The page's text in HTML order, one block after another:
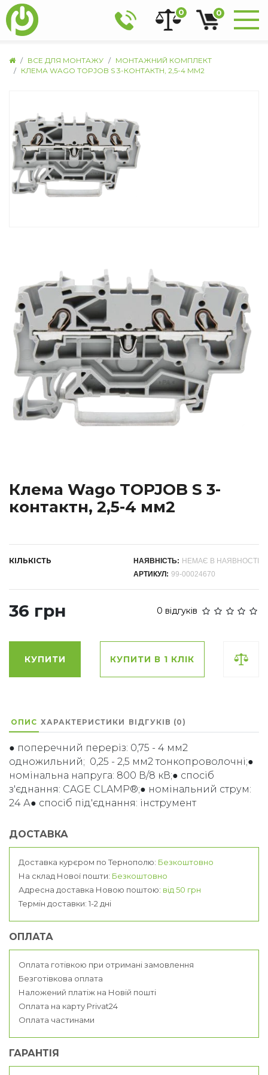
0 0
ВСЕ ДЛЯ МОНТАЖУ
МОНТАЖНИЙ КОМПЛЕКТ
КЛЕМА WAGO TOPJOB S 3-КОНТАКТН, 2,5-4 ММ2
Клема Wago TOPJOB S 3-
контактн, 2,5-4 мм2
КІЛЬКІСТЬ НАЯВНІСТЬ: НЕМАЄ В НАЯВНОСТІ
АРТИКУЛ: 99-00024670
36 грн 0 відгуків
КУПИТИ КУПИТИ В 1 КЛІК
ОПИС ХАРАКТЕРИСТИКИ ВІДГУКІВ (0)
● поперечний переріз: 0,75 - 4 мм2
одножильний; 0,25 - 2,5 мм2 тонкопроволочні;●
номінальна напруга: 800 В/8 кВ;● спосіб
з'єднання: CAGE CLAMP®;● номінальний струм:
24 А● спосіб під'єднання: інструмент
ДОСТАВКА
Доставка курєром по Тернополю: Безкоштовно
На склад Нової пошти: Безкоштовно
Адресна доставка Новою поштою: від 50 грн
Термін доставки: 1-2 дні
ОПЛАТА
Оплата готівкою при отримані замовлення
Безготівкова оплата
Наложений платіж на Новій пошті
Оплата на карту Privat24
Оплата частинами
ГАРАНТІЯ